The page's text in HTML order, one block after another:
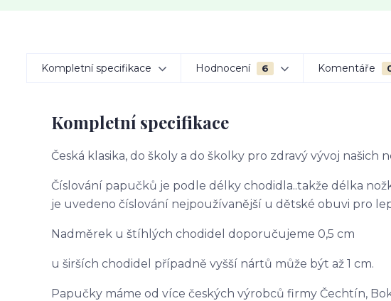
Kompletní specifikace Hodnocení 6 Komentáře
Kompletní specifikace
Česká klasika, do školy a do školky pro zdravý vývoj našich
Číslování papučků je podle délky chodidla..takže délka
je uvedeno číslování nejpoužívanější u dětské obuvi pro
Nadměrek u štíhlých chodidel doporučujeme 0,5 cm
u širších chodidel případně vyšší nártů může být až 1 cm.
Papučky máme od více českých výrobců firmy Čechtín,